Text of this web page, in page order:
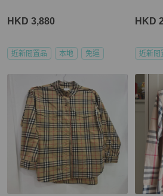
HKD 3,880
近新閒置品 本地 免運
HKD
近新閒